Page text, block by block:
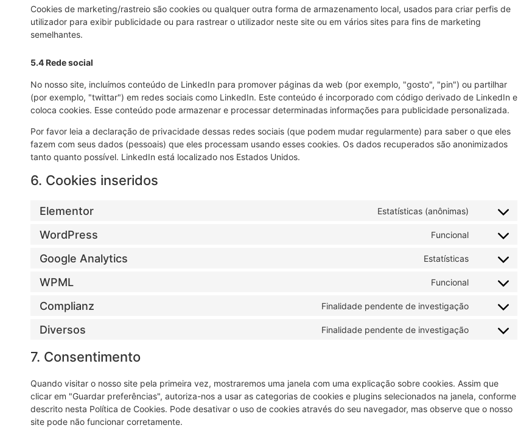
Cookies de marketing/rastreio são cookies ou qualquer outra forma de armazenamento local, usados para criar perfis de
utilizador para exibir publicidade ou para rastrear o utilizador neste site ou em vários sites para fins de marketing
semelhantes.
5.4 Rede social
No nosso site, incluímos conteúdo de LinkedIn para promover páginas da web (por exemplo, "gosto", "pin") ou partilhar
(por exemplo, "twittar") em redes sociais como LinkedIn. Este conteúdo é incorporado com código derivado de LinkedIn e
coloca cookies. Esse conteúdo pode armazenar e processar determinadas informações para publicidade personalizada.
Por favor leia a declaração de privacidade dessas redes sociais (que podem mudar regularmente) para saber o que eles
fazem com seus dados (pessoais) que eles processam usando esses cookies. Os dados recuperados são anonimizados
tanto quanto possível. LinkedIn está localizado nos Estados Unidos.
6. Cookies inseridos
Elementor Estatísticas (anônimas)
WordPress Funcional
Google Analytics Estatísticas
WPML Funcional
Complianz Finalidade pendente de investigação
Diversos Finalidade pendente de investigação
7. Consentimento
Quando visitar o nosso site pela primeira vez, mostraremos uma janela com uma explicação sobre cookies. Assim que
clicar em "Guardar preferências", autoriza-nos a usar as categorias de cookies e plugins selecionados na janela, conforme
descrito nesta Política de Cookies. Pode desativar o uso de cookies através do seu navegador, mas observe que o nosso
site pode não funcionar corretamente.